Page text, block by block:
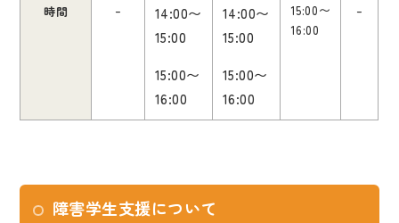
時間 –
14:00〜
15:00
15:00〜
16:00
14:00〜
15:00
15:00〜
16:00
15:00〜
16:00
–
障害学生支援について